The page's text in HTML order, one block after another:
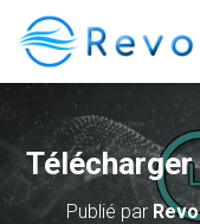
Télécharger
Publié par